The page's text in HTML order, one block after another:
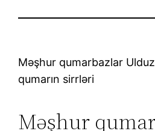
Məşhur qumarbazlar
qumarın sirrləri
Məşhur